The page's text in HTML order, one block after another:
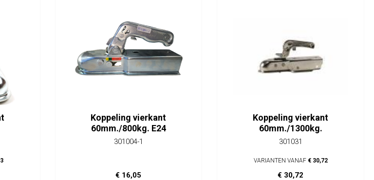
Koppeling vierkant
60mm./800kg. E24
301004-1
€ 16,05
Koppeling vierkant
60mm./1300kg.
301031
VARIANTEN VANAF € 30,72
€ 30,72